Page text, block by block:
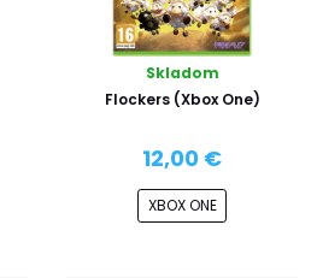
Skladom
Flockers (Xbox One)
12,00 €
XBOX ONE